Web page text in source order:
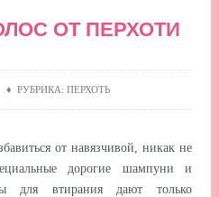
ОТ ПЕРХОТИ
РУБРИКА: ПЕРХОТЬ
от навязчивой, никак не
дорогие шампуни и
для втирания дают только